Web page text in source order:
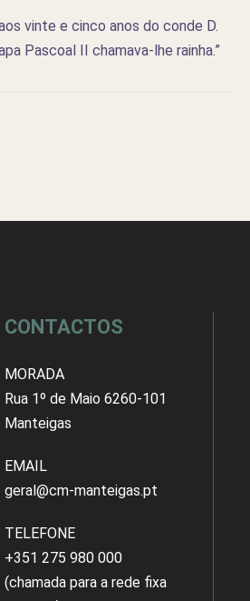
vinte e cinco anos do conde D.
Pascoal II chamava-lhe rainha.”
CONTACTOS
MORADA
Rua 1º de Maio 6260-101
Manteigas
EMAIL
geral@cm-manteigas.pt
TELEFONE
+351 275 980 000
(chamada para a rede fixa